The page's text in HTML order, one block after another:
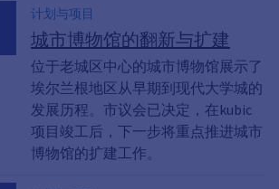
计划与项目
城市博物馆的翻新与扩建
位于老城区中心的城市博物馆展示了
埃尔兰根地区从早期到现代大学城的
发展历程。市议会已决定，在kubic
项目竣工后，下一步将重点推进城市
博物馆的扩建工作。